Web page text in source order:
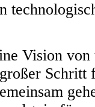
Vision von
Schritt